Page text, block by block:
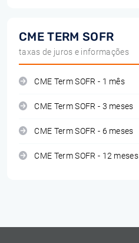
CME TERM SOFR
taxas de juros e informações
CME Term SOFR - 1 mês
CME Term SOFR - 3 meses
CME Term SOFR - 6 meses
CME Term SOFR - 12 meses